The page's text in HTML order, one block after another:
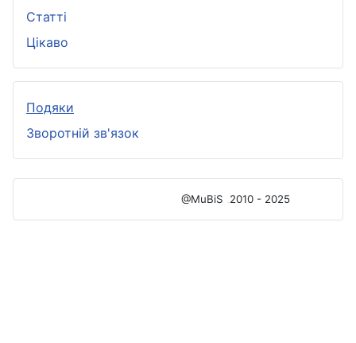
Статті
Цікаво
Подяки
Зворотній зв'язок
@MuBiS 2010 - 2025